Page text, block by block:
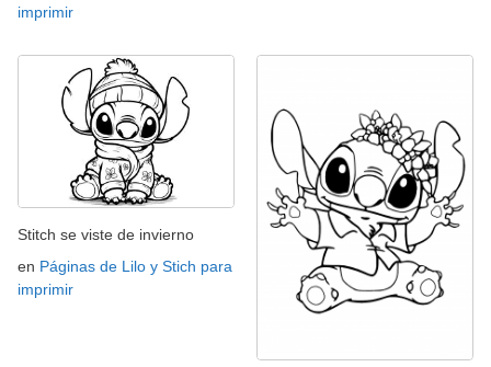
imprimir
Stitch se viste de invierno
en Páginas de Lilo y Stich para
imprimir